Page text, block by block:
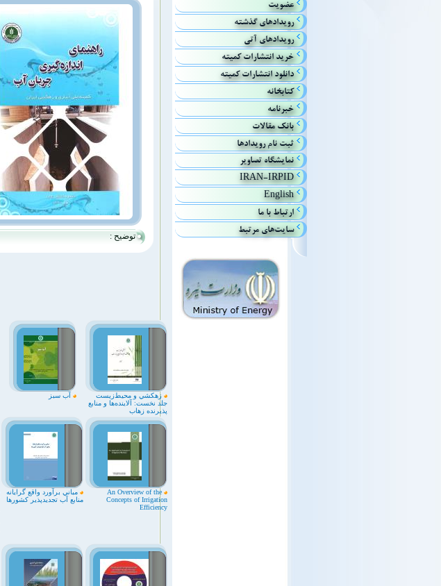
توضیح :
آب سبز
زهکشي و محيط‌زيست
جلد نخست: آلاينده‌ها و منابع
پذيرنده زهاب
مباني برآورد واقع گرايانه
منابع آب تجديدپذير کشورها
An Overview of the
Concepts of Irrigation
Efficiency
عضویت
رويدادهاي گذشته
رويداد‌هاي آتي
خريد انتشارات كميته
دانلود انتشارات کمیته
كتابخانه
خبرنامه
بانك مقالات
ثبت نام رویدادها
نمایشگاه تصاویر
IRAN-IRPID
English
ارتباط با ما
سایت‌های مرتبط